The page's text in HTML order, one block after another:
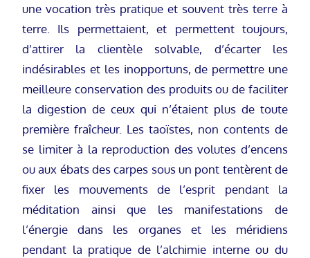
une vocation très pratique et souvent très terre à
terre. Ils permettaient, et permettent toujours,
d’attirer la clientèle solvable, d’écarter les
indésirables et les inopportuns, de permettre une
meilleure conservation des produits ou de faciliter
la digestion de ceux qui n’étaient plus de toute
première fraîcheur. Les taoïstes, non contents de
se limiter à la reproduction des volutes d’encens
ou aux ébats des carpes sous un pont tentèrent de
fixer les mouvements de l’esprit pendant la
méditation ainsi que les manifestations de
l’énergie dans les organes et les méridiens
pendant la pratique de l’alchimie interne ou du